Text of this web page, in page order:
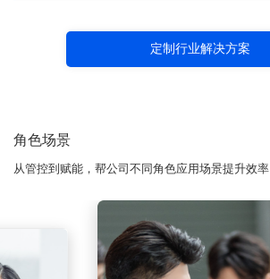
定制行业解决方案
角色场景
从管控到赋能，帮公司不同角色应用场景提升效率